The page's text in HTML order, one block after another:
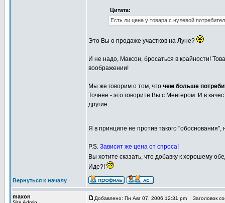
Цитата:
Есть ли цена у товара с нулевой
Это Вы о продаже участков на Луне?
И не надо, Максон, бросаться в крайности!
воображении!
Мы же говорим о том, что чем больше
Точнее - это говорите Вы с Менгером. И в
другие.
Я в принципе не против такого
P.S. Зависит же цена от спроса!
Вы хотите сказать, что добавку к хорошему
Иде?!
Вернуться к началу
maxon Добавлено: Пн Авг 07, 2006 12:31 pm Заголовок